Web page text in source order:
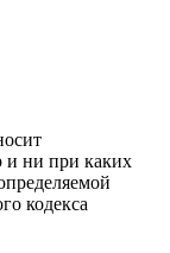
и ни при каких
кодекса